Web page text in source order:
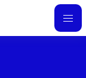
M